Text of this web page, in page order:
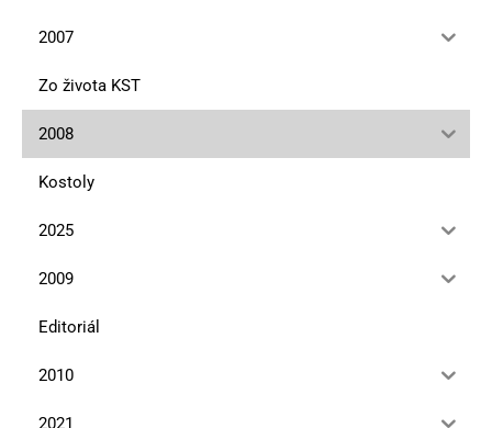
2007
Zo života KST
2008
Kostoly
2025
2009
Editoriál
2010
2021